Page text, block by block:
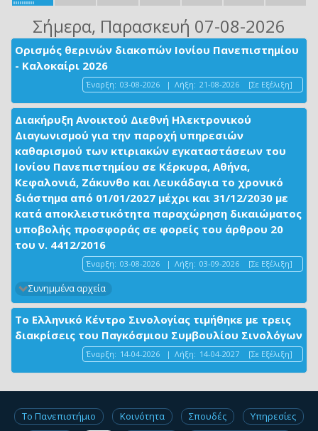
Σήμερα, Παρασκευή 07-08-2026
Ορισμός θερινών διακοπών Ιονίου Πανεπιστημίου
- Καλοκαίρι 2026
Έναρξη: 03-08-2026 | Λήξη: 21-08-2026 [Σε Εξέλιξη]
Διακήρυξη Ανοικτού Διεθνή Ηλεκτρονικού
Διαγωνισμού για την παροχή υπηρεσιών
καθαρισμού των κτιριακών εγκαταστάσεων του
Ιονίου Πανεπιστημίου σε Κέρκυρα, Αθήνα,
Κεφαλονιά, Ζάκυνθο και Λευκάδαγια το χρονικό
διάστημα από 01/01/2027 μέχρι και 31/12/2030 με
κατά αποκλειστικότητα παραχώρηση δικαιώματος
υποβολής προσφοράς σε φορείς του άρθρου 20
του ν. 4412/2016
Έναρξη: 03-08-2026 | Λήξη: 03-09-2026 [Σε Εξέλιξη]
Συνημμένα αρχεία
Το Ελληνικό Κέντρο Σινολογίας τιμήθηκε με τρεις
διακρίσεις του Παγκόσμιου Συμβουλίου Σινολόγων
Έναρξη: 14-04-2026 | Λήξη: 14-04-2027 [Σε Εξέλιξη]
Το Πανεπιστήμιο Κοινότητα Σπουδές
Υπηρεσίες